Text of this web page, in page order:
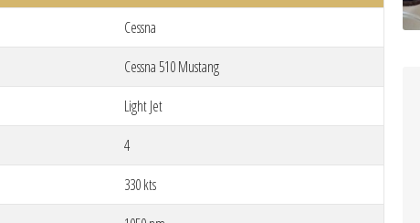
Cessna
Cessna 510 Mustang
Light Jet
4
330 kts